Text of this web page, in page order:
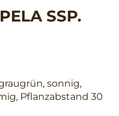
SSP.
sonnig,
Pflanzabstand 30